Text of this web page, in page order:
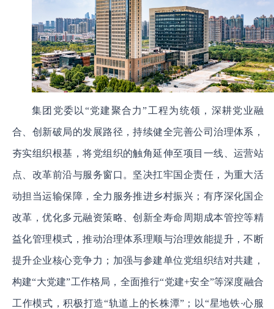
集团党委以“党建聚合力”工程为统领，深耕党业融
合、创新破局的发展路径，持续健全完善公司治理体系，
夯实组织根基，将党组织的触角延伸至项目一线、运营站
点、改革前沿与服务窗口。坚决扛牢国企责任，为重大活
动担当运输保障，全力服务推进乡村振兴；有序深化国企
改革，优化多元融资策略、创新全寿命周期成本管控等精
益化管理模式，推动治理体系理顺与治理效能提升，不断
提升企业核心竞争力；加强与参建单位党组织结对共建，
构建“大党建”工作格局，全面推行“党建+安全”等深度融合
工作模式，积极打造“轨道上的长株潭”；以“星地铁·心服